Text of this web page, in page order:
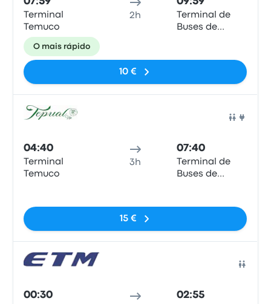
Terminal
Temuco
2h
Terminal de
Buses de
O mais rápido
10 €
04:40
Terminal
Temuco
3h
07:40
Terminal de
Buses de
15 €
00:30 02:55